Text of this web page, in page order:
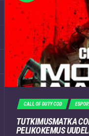
CALL OF DUTY COD
TUTKIMUSMATKA
PELIKOKEMUS